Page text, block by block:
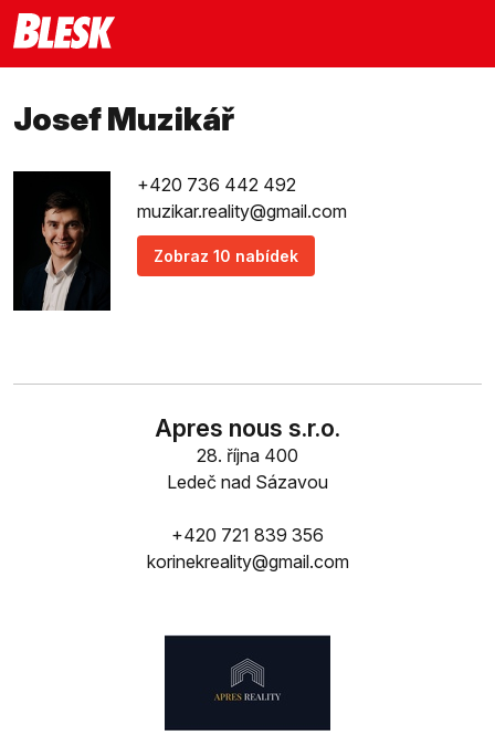
Josef Muzikář
+420 736 442 492
muzikar.reality@gmail.com
Zobraz 10 nabídek
Apres nous s.r.o.
28. října 400
Ledeč nad Sázavou
+420 721 839 356
korinekreality@gmail.com